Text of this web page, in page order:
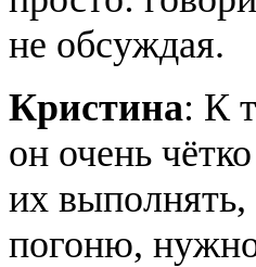
не обсуждая.
Кристина: К
он очень
их выполнять,
погоню,